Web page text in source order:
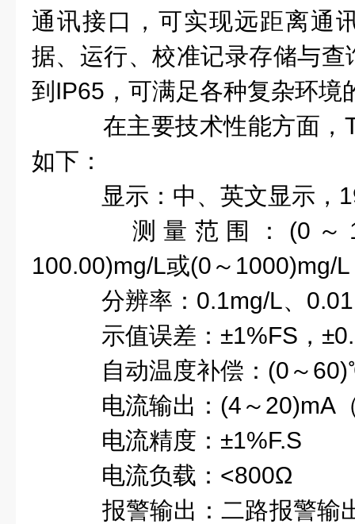
通讯接口，可实现远距离通
据、运行、校准记录存储与
到IP65，可满足各种复杂环境
在主要技术性能方面，
如下：
显示：中、英文显示，
测量范围：(0～
100.00)mg/L或(0～1000)mg/L
分辨率：0.1mg/L、
示值误差：±1%FS，
自动温度补偿：(0～
电流输出：(4～20)mA
电流精度：±1%F.S
电流负载：<800Ω
报警输出：二路报警输